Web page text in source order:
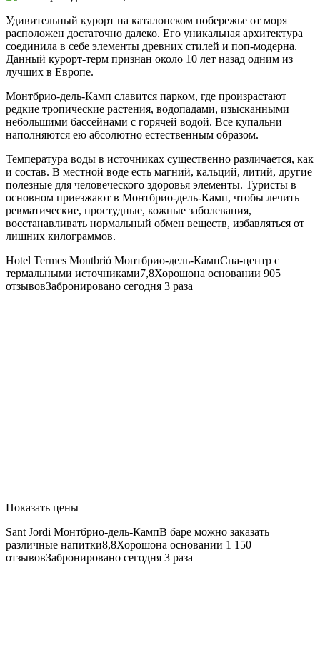
Удивительный курорт на каталонском побережье от моря
расположен достаточно далеко. Его уникальная архитектура
соединила в себе элементы древних стилей и поп-модерна.
Данный курорт-терм признан около 10 лет назад одним из
лучших в Европе.
Монтбрио-дель-Камп славится парком, где произрастают
редкие тропические растения, водопадами, изысканными
небольшими бассейнами с горячей водой. Все купальни
наполняются ею абсолютно естественным образом.
Температура воды в источниках существенно различается, как
и состав. В местной воде есть магний, кальций, литий, другие
полезные для человеческого здоровья элементы. Туристы в
основном приезжают в Монтбрио-дель-Камп, чтобы лечить
ревматические, простудные, кожные заболевания,
восстанавливать нормальный обмен веществ, избавляться от
лишних килограммов.
Hotel Termes Montbrió Монтбрио-дель-КампСпа-центр с
термальными источниками7,8Хорошона основании 905
отзывовЗабронировано сегодня 3 раза
Показать цены
Sant Jordi Монтбрио-дель-КампВ баре можно заказать
различные напитки8,8Хорошона основании 1 150
отзывовЗабронировано сегодня 3 раза